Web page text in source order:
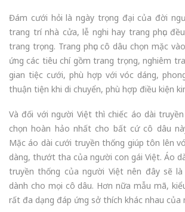
Đám cưới hỏi là ngày trọng đại của đời
trang trí nhà cửa, lễ nghi hay trang phục
trang trọng. Trang phục cô dâu chọn mặc
ứng các tiêu chí gồm trang trọng, nghiêm
gian tiệc cưới, phù hợp với vóc dáng,
thuận tiện khi di chuyển, phù hợp điều kiện
Và đối với người Việt thì chiếc áo dài
chọn hoàn hảo nhất cho bất cứ cô dâu
Mặc áo dài cưới truyền thống giúp tôn lên
dàng, thướt tha của người con gái Việt. Áo
truyền thống của người Việt nên đây sẽ
dành cho mọi cô dâu. Hơn nữa mẫu mã,
rất đa dạng đáp ứng sở thích khác nhau của